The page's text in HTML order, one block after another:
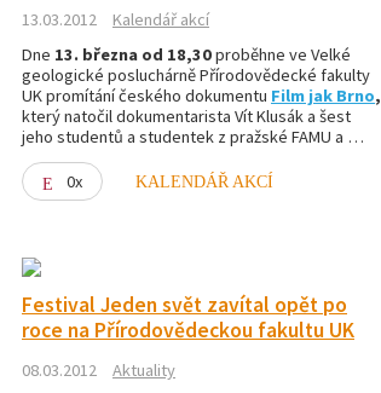
13.03.2012
Kalendář akcí
Dne 13. března od 18,30proběhne ve Velké
geologické posluchárně Přírodovědecké fakulty
UK promítání českého dokumentu Film jak Brno,
který natočil dokumentarista Vít Klusák a šest
jeho studentů a studentek z pražské FAMU a …
0x KALENDÁŘ AKCÍ
Festival Jeden svět zavítal opět po
roce na Přírodovědeckou fakultu UK
08.03.2012
Aktuality